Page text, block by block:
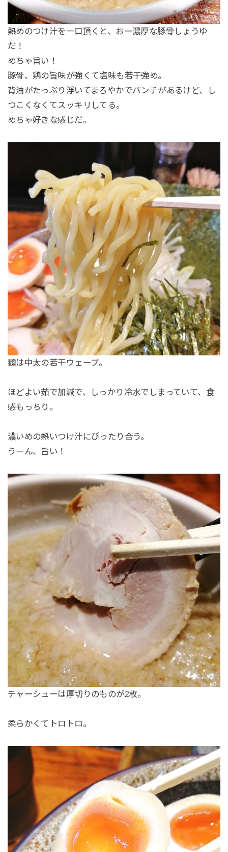
熱めのつけ汁を一口頂くと、おー濃厚な豚骨しょうゆ
だ！
めちゃ旨い！
豚骨、鶏の旨味が強くて塩味も若干強め。
背油がたっぷり浮いてまろやかでパンチがあるけど、し
つこくなくてスッキリしてる。
めちゃ好きな感じだ。
麺は中太の若干ウェーブ。
ほどよい茹で加減で、しっかり冷水でしまっていて、食
感もっちり。
濃いめの熱いつけ汁にぴったり合う。
うーん、旨い！
チャーシューは厚切りのものが2枚。
柔らかくてトロトロ。